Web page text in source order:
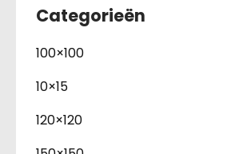
Categorieën
100×100
10×15
120×120